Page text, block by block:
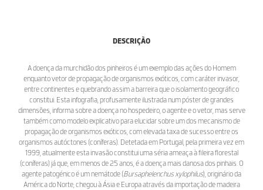
DESCRIÇÃO
A doença da murchidão dos pinheiros é um exemplo das ações do Homem
enquanto vetor de propagação de organismos exóticos, com caráter invasor,
entre continentes e quebrando assim a barreira que o isolamento geográfico
constitui. Esta infografia, profusamente ilustrada num póster de grandes
dimensões, informa sobre a doença no hospedeiro, o agente e o vetor, mas serve
também como modelo explicativo para elucidar sobre um dos mecanismo de
propagação de organismos exóticos, com elevada taxa de sucesso entre os
organismos autóctones (coníferas). Detetada em Portugal, pela primeira vez em
1999, atualmente esta invasão constitui uma séria ameaça à fileira florestal
(coníferas) já que, em menos de 25 anos, é a doença mais danosa dos pinhais. O
agente patogénico é um nemátode (Bursaphelenchus xylophilus), originário da
América do Norte, chegou à Ásia e Europa através da importação de madeira